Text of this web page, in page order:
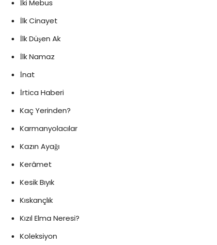
İki Mebus
İlk Cinayet
İlk Düşen Ak
İlk Namaz
İnat
İrtica Haberi
Kaç Yerinden?
Karmanyolacılar
Kazın Ayağı
Kerâmet
Kesik Bıyık
Kıskançlık
Kızıl Elma Neresi?
Koleksiyon